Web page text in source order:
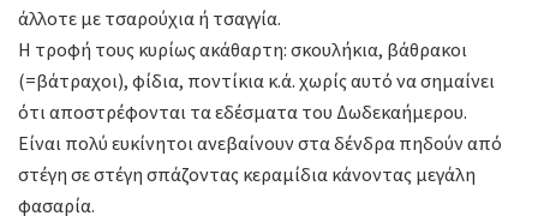
άλλοτε με τσαρούχια ή τσαγγία.
Η τροφή τους κυρίως ακάθαρτη: σκουλήκια, βάθρακοι
(=βάτραχοι), φίδια, ποντίκια κ.ά. χωρίς αυτό να σημαίνει
ότι αποστρέφονται τα εδέσματα του Δωδεκαήμερου.
Είναι πολύ ευκίνητοι ανεβαίνουν στα δένδρα πηδούν από
στέγη σε στέγη σπάζοντας κεραμίδια κάνοντας μεγάλη
φασαρία.